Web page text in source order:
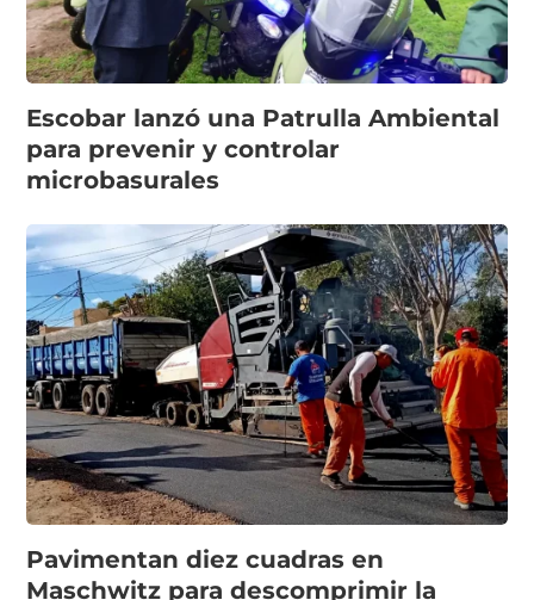
Escobar lanzó una Patrulla Ambiental
para prevenir y controlar
microbasurales
Pavimentan diez cuadras en
Maschwitz para descomprimir la